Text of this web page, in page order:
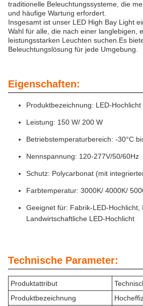
traditionelle Beleuchtungssysteme, die
und häufige Wartung erfordert.
Insgesamt ist unser LED High Bay Light
Wahl für alle, die nach einer langlebigen,
leistungsstarken Leuchten suchen.Es
Beleuchtungslösung für jede Umgebung.
Eigenschaften:
Produktbezeichnung: LED-Hochlicht
Leistung: 150 W/ 200 W
Betriebstemperaturbereich: -30°C
Nennspannung: 120-277V/50/60Hz
Schutz: Polycarbonat (mit
Farbtemperatur: 3000K/ 4000K/
Geeignet für: Fabrik-LED-Hochlicht,
Landwirtschaftliche LED-Hochlicht
Technische Parameter:
Produktattribut
Produktbezeichnung